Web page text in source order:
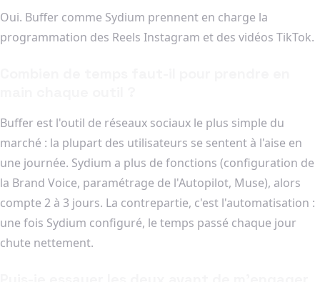
Oui. Buffer comme Sydium prennent en charge la
programmation des Reels Instagram et des vidéos TikTok.
Buffer est l'outil de réseaux sociaux le plus simple du
marché : la plupart des utilisateurs se sentent à l'aise en
une journée. Sydium a plus de fonctions (configuration de
la Brand Voice, paramétrage de l'Autopilot, Muse), alors
compte 2 à 3 jours. La contrepartie, c'est l'automatisation :
une fois Sydium configuré, le temps passé chaque jour
chute nettement.